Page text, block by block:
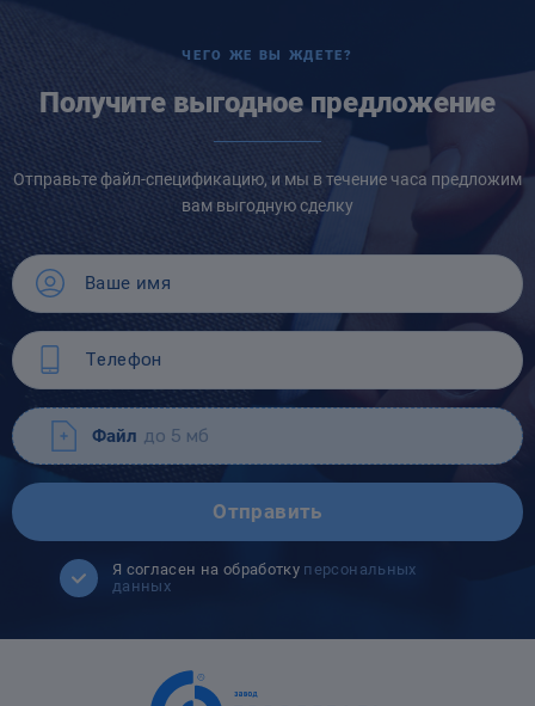
ЧЕГО ЖЕ ВЫ ЖДЕТЕ?
Получите выгодное предложение
Отправьте файл-спецификацию, и мы в течение часа предложим
вам выгодную сделку
Файл до 5 мб
Отправить
Я согласен на обработку персональных
данных